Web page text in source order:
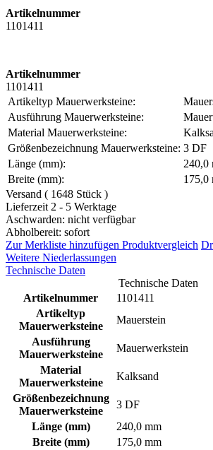
Artikelnummer
1101411
Artikelnummer
1101411
Artikeltyp Mauerwerksteine:
Ausführung Mauerwerksteine:
Material Mauerwerksteine:
Größenbezeichnung Mauerwerksteine: 3 DF
Länge (mm):
240,0
Breite (mm):
175,0
Versand ( 1648 Stück )
Lieferzeit 2 - 5 Werktage
Aschwarden: nicht verfügbar
Abholbereit: sofort
Zur Merkliste hinzufügen Produktvergleich
Weitere Niederlassungen
Technische Daten
Technische Daten
Artikelnummer
1101411
Artikeltyp
Mauerwerksteine
Mauerstein
Ausführung
Mauerwerksteine
Mauerwerkstein
Material
Mauerwerksteine
Kalksand
Größenbezeichnung
Mauerwerksteine
3 DF
Länge (mm)
240,0 mm
Breite (mm)
175,0 mm